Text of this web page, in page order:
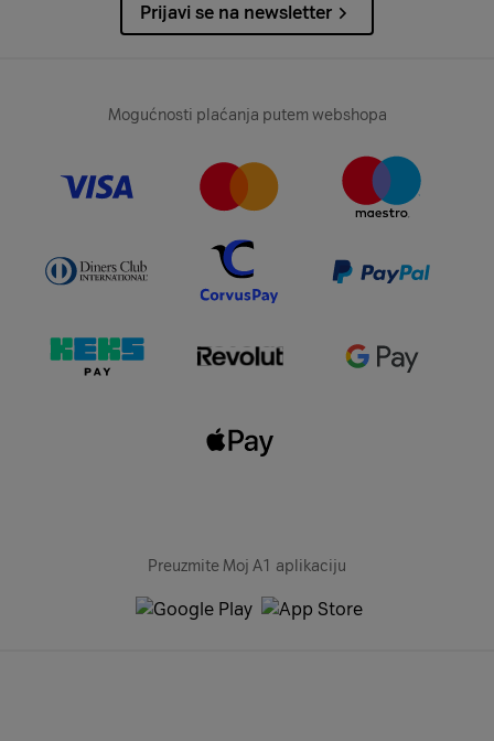
Prijavi se na newsletter
Mogućnosti plaćanja putem webshopa
Preuzmite Moj A1 aplikaciju